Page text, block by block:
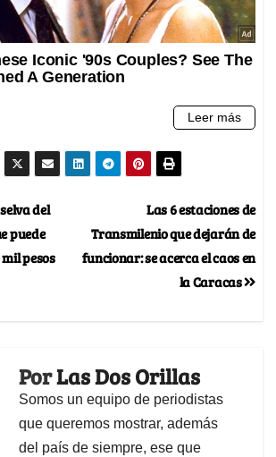
Las 6 estaciones de
Transmilenio que dejarán de
funcionar: se acerca el caos en
la Caracas
del
puede
pesos
PorLas Dos Orillas
Somos un equipo de periodistas
que queremos mostrar, además
del país de siempre, ese que